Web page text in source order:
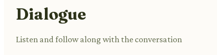
Dialogue
Listen and follow along with the conversation